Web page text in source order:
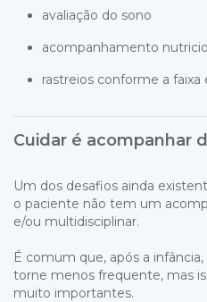
avaliação do sono
acompanhamento
rastreios conforme a faixa
Cuidar é acompanhar
Um dos desafios ainda
o paciente não tem um
e/ou multidisciplinar.
É comum que, após a
torne menos frequente, mas
muito importantes.